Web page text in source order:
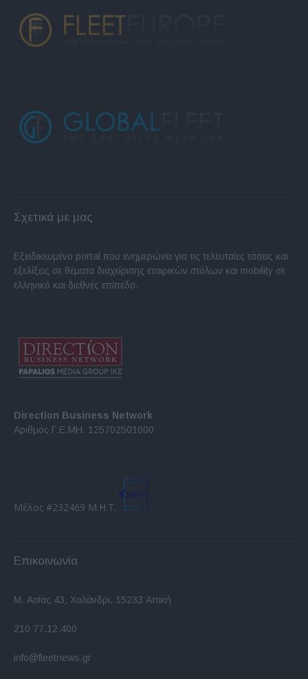
Σχετικά με μας
Εξειδικευμένο portal που ενημερώνει για τις τελευταίες τάσεις και
εξελίξεις σε θέματα διαχείρισης εταιρικών στόλων και mobility σε
ελληνικό και διεθνές επίπεδο.
Direction Business Network
Αριθμός Γ.Ε.ΜΗ. 125702501000
Μέλος #232469 Μ.Η.Τ.
Επικοινωνία
Μ. Ασίας 43, Χαλάνδρι, 15233 Αττική
210 77.12.400
info@fleetnews.gr